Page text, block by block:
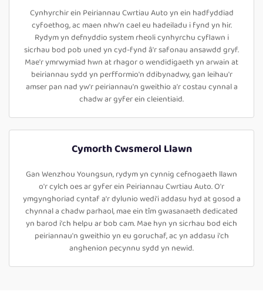
Cynhyrchir ein Peiriannau Cwrtiau Auto yn ein hadfyddiad
cyfoethog, ac maen nhw'n cael eu hadeiladu i fynd yn hir.
Rydym yn defnyddio system rheoli cynhyrchu cyflawn i
sicrhau bod pob uned yn cyd-fynd â'r safonau ansawdd gryf.
Mae'r ymrwymiad hwn at rhagor o wendidigaeth yn arwain at
beiriannau sydd yn perfformio'n ddibynadwy, gan leihau'r
amser pan nad yw'r peiriannau'n gweithio a'r costau cynnal a
chadw ar gyfer ein cleientiaid.
Cymorth Cwsmerol Llawn
Gan Wenzhou Youngsun, rydym yn cynnig cefnogaeth llawn
o'r cylch oes ar gyfer ein Peiriannau Cwrtiau Auto. O'r
ymgynghoriad cyntaf a'r dylunio wedi'i addasu hyd at gosod a
chynnal a chadw parhaol, mae ein tîm gwasanaeth dedicated
yn barod i'ch helpu ar bob cam. Mae hyn yn sicrhau bod eich
peiriannau'n gweithio yn eu goruchaf, ac yn addasu i'ch
anghenion pecynnu sydd yn newid.